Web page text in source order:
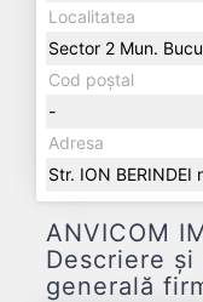
Localitatea
Sector 2 Mun.
Cod poștal
-
Adresa
Str. ION BERINDEI
ANVICOM
Descriere
generală